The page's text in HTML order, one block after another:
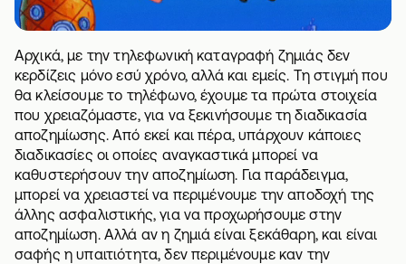
Αρχικά, με την τηλεφωνική καταγραφή ζημιάς δεν
κερδίζεις μόνο εσύ χρόνο, αλλά και εμείς. Τη στιγμή που
θα κλείσουμε το τηλέφωνο, έχουμε τα πρώτα στοιχεία
που χρειαζόμαστε, για να ξεκινήσουμε τη διαδικασία
αποζημίωσης. Από εκεί και πέρα, υπάρχουν κάποιες
διαδικασίες οι οποίες αναγκαστικά μπορεί να
καθυστερήσουν την αποζημίωση. Για παράδειγμα,
μπορεί να χρειαστεί να περιμένουμε την αποδοχή της
άλλης ασφαλιστικής, για να προχωρήσουμε στην
αποζημίωση. Αλλά αν η ζημιά είναι ξεκάθαρη, και είναι
σαφής η υπαιτιότητα, δεν περιμένουμε καν την